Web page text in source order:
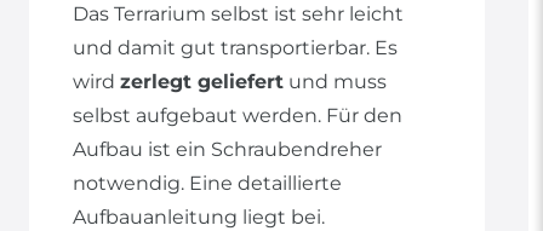
Das Terrarium selbst ist sehr leicht
und damit gut transportierbar. Es
wird zerlegt geliefert und muss
selbst aufgebaut werden. Für den
Aufbau ist ein Schraubendreher
notwendig. Eine detaillierte
Aufbauanleitung liegt bei.